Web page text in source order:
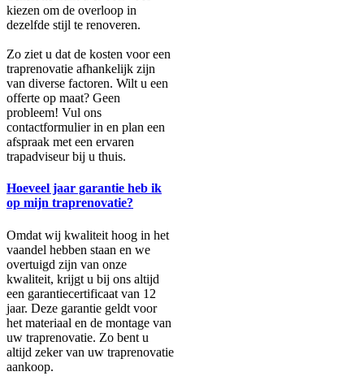
kiezen om de overloop in
dezelfde stijl te renoveren.
Zo ziet u dat de kosten voor een
traprenovatie afhankelijk zijn
van diverse factoren. Wilt u een
offerte op maat? Geen
probleem! Vul ons
contactformulier in en plan een
afspraak met een ervaren
trapadviseur bij u thuis.
Hoeveel jaar garantie heb ik
op mijn traprenovatie?
Omdat wij kwaliteit hoog in het
vaandel hebben staan en we
overtuigd zijn van onze
kwaliteit, krijgt u bij ons altijd
een garantiecertificaat van 12
jaar. Deze garantie geldt voor
het materiaal en de montage van
uw traprenovatie. Zo bent u
altijd zeker van uw traprenovatie
aankoop.